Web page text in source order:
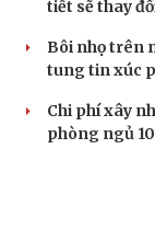
tiết sẽ thay
Bôi nhọ trên
tung tin xúc
Chi phí xây
phòng ngủ